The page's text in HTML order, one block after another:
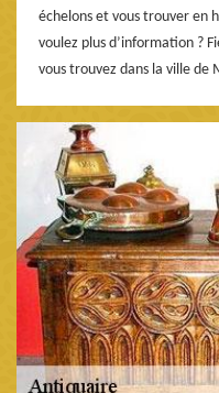
échelons et vous trouver en
voulez plus d’information ?
vous trouvez dans la ville de